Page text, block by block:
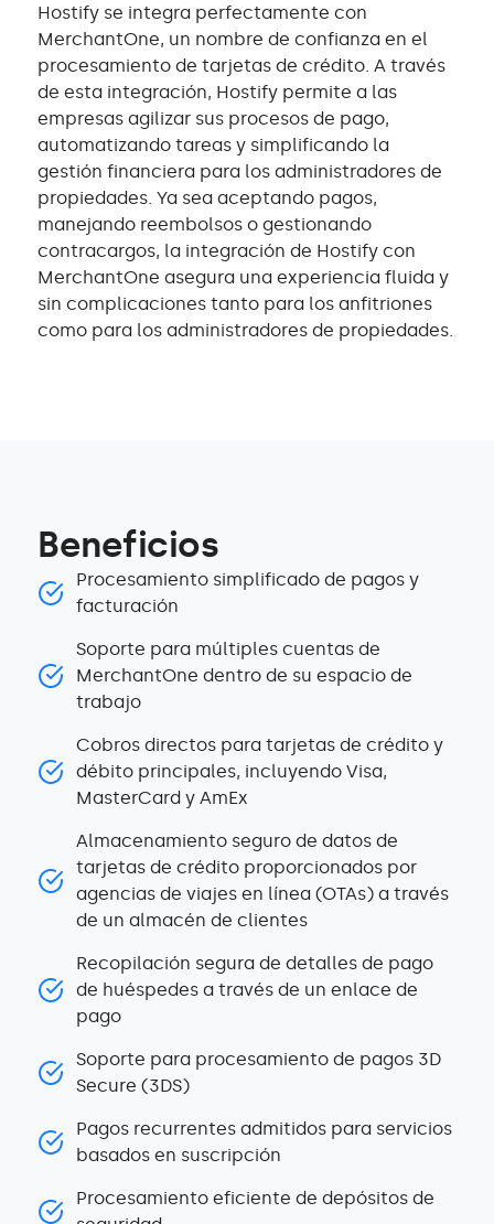
Hostify se integra perfectamente con
MerchantOne, un nombre de confianza en el
procesamiento de tarjetas de crédito. A través
de esta integración, Hostify permite a las
empresas agilizar sus procesos de pago,
automatizando tareas y simplificando la
gestión financiera para los administradores de
propiedades. Ya sea aceptando pagos,
manejando reembolsos o gestionando
contracargos, la integración de Hostify con
MerchantOne asegura una experiencia fluida y
sin complicaciones tanto para los anfitriones
como para los administradores de propiedades.
Beneficios
Procesamiento simplificado de pagos y
facturación
Soporte para múltiples cuentas de
MerchantOne dentro de su espacio de
trabajo
Cobros directos para tarjetas de crédito y
débito principales, incluyendo Visa,
MasterCard y AmEx
Almacenamiento seguro de datos de
tarjetas de crédito proporcionados por
agencias de viajes en línea (OTAs) a través
de un almacén de clientes
Recopilación segura de detalles de pago
de huéspedes a través de un enlace de
pago
Soporte para procesamiento de pagos 3D
Secure (3DS)
Pagos recurrentes admitidos para servicios
basados en suscripción
Procesamiento eficiente de depósitos de